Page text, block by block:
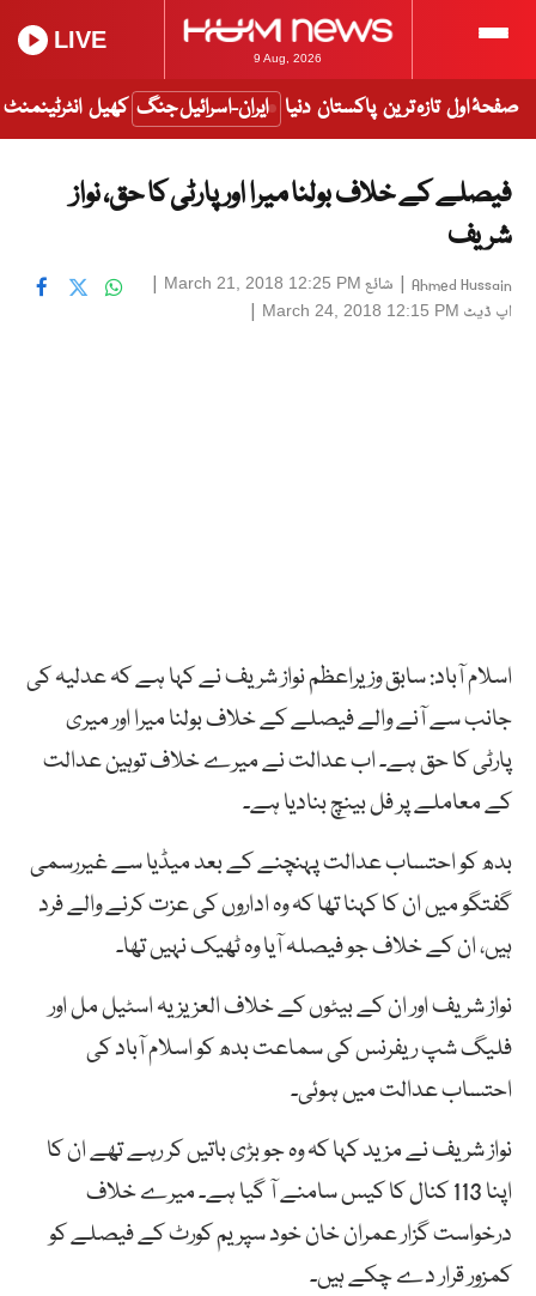
9 Aug, 2026
LIVE
صفحۂ اول تازہ ترین پاکستان دنیا ایران-اسرائیل جنگ کھیل انٹرٹینمنٹ
فیصلے کے خلاف بولنا میرا اور پارٹی کا حق، نواز
شریف
Ahmed Hussain
| شائع March 21, 2018 12:25 PM
|
اپ ڈیٹ March 24, 2018 12:15 PM
|
اسلام آباد: سابق وزیراعظم نواز شریف نے کہا ہے کہ عدلیہ کی
جانب سے آنے والے فیصلے کے خلاف بولنا میرا اور میری
پارٹی کا حق ہے۔ اب عدالت نے میرے خلاف توہین عدالت
کے معاملے پر فل بینچ بنادیا ہے۔
بدھ کو احتساب عدالت پہنچنے کے بعد میڈیا سے غیررسمی
گفتگو میں ان کا کہنا تھا کہ وہ اداروں کی عزت کرنے والے فرد
ہیں، ان کے خلاف جو فیصلہ آیا وہ ٹھیک نہیں تھا۔
نواز شریف اور ان کے بیٹوں کے خلاف العزیزیہ اسٹیل مل اور
فلیگ شپ ریفرنس کی سماعت بدھ کو اسلام آباد کی
احتساب عدالت میں ہوئی۔
نواز شریف نے مزید کہا کہ وہ جو بڑی باتیں کر رہے تھے ان کا
اپنا 113 کنال کا کیس سامنے آ گیا ہے۔ میرے خلاف
درخواست گزار عمران خان خود سپریم کورٹ کے فیصلے کو
کمزور قرار دے چکے ہیں۔